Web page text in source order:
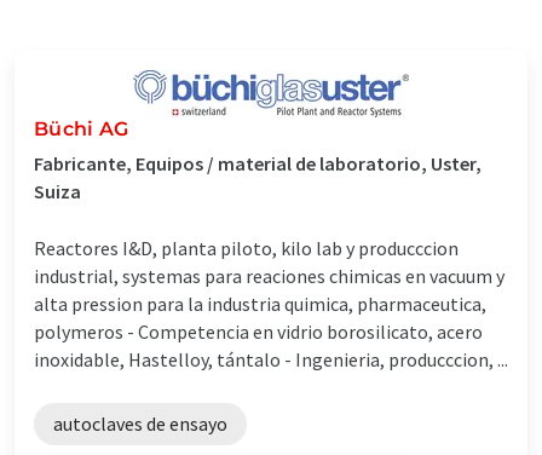
Büchi AG
Fabricante, Equipos / material de laboratorio, Uster,
Suiza
Reactores I&D, planta piloto, kilo lab y producccion
industrial, systemas para reaciones chimicas en vacuum y
alta pression para la industria quimica, pharmaceutica,
polymeros - Competencia en vidrio borosilicato, acero
inoxidable, Hastelloy, tántalo - Ingenieria, producccion, ...
autoclaves de ensayo